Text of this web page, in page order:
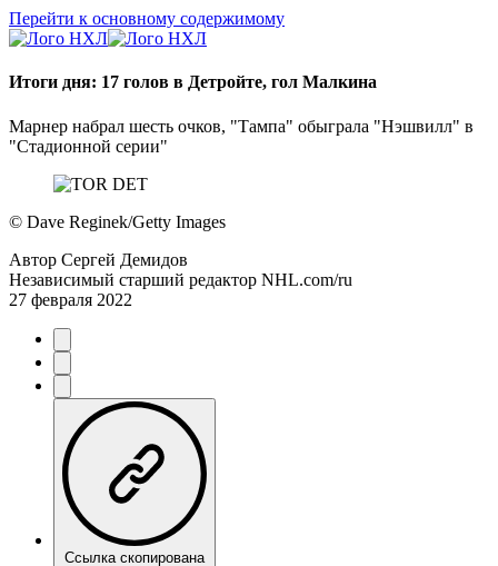
Перейти к основному содержимому
Итоги дня: 17 голов в Детройте, гол Малкина
Марнер набрал шесть очков, "Тампа" обыграла "Нэшвилл" в
"Стадионной серии"
© Dave Reginek/Getty Images
Автор Сергей Демидов
Независимый старший редактор NHL.com/ru
27 февраля 2022
Ссылка скопирована